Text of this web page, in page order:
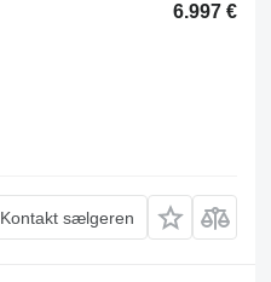
6.997 €
Kontakt sælgeren